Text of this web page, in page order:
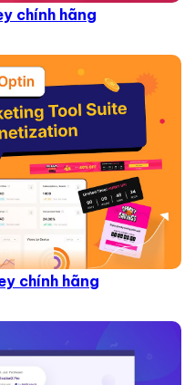
chính hãng
chính hãng